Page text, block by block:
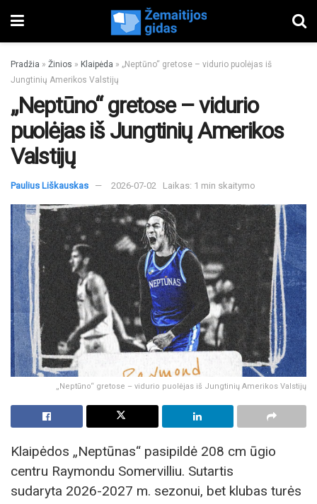
Pradžia » Žinios » Klaipėda » „Neptūno“ gretose – vidurio puolėjas iš
Jungtinių Amerikos Valstijų
„Neptūno“ gretose – vidurio
puolėjas iš Jungtinių Amerikos
Valstijų
Paulius Liškauskas 2026-07-02 Laikas: 1 min skaitymo
„Neptūno“ gretose – vidurio puolėjas iš Jungtinių Amerikos Valstijų
Klaipėdos „Neptūnas“ pasipildė 208 cm ūgio
centru Raymondu Somervilliu. Sutartis
sudaryta 2026-2027 m. sezonui, bet klubas turės